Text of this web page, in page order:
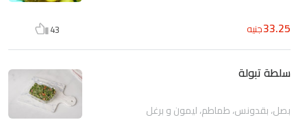
33.25جنيه 43
سلطة تبولة
بصل، بقدونس، طماطم، ليمون و برغل